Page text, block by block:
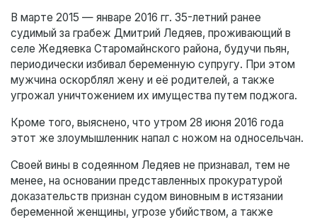
В марте 2015 — январе 2016 гг. 35-летний ранее
судимый за грабеж Дмитрий Ледяев, проживающий в
селе Жедяевка Старомайнского района, будучи пьян,
периодически избивал беременную супругу. При этом
мужчина оскорблял жену и её родителей, а также
угрожал уничтожением их имущества путем поджога.
Кроме того, выяснено, что утром 28 июня 2016 года
этот же злоумышленник напал с ножом на односельчан.
Своей вины в содеянном Ледяев не признавал, тем не
менее, на основании представленных прокуратурой
доказательств признан судом виновным в истязании
беременной женщины, угрозе убийством, а также